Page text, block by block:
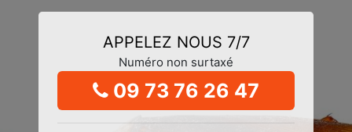
APPELEZ NOUS 7/7
Numéro non surtaxé
09 73 76 26 47